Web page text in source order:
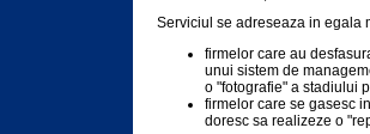
Serviciul se adreseaza in egala
firmelor care au
unui sistem de
o "fotografie" a stadiului
firmelor care se gasesc
doresc sa realizeze o